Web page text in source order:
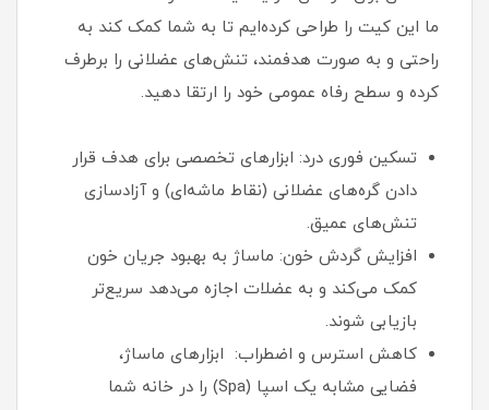
ما این کیت را طراحی کرده‌ایم تا به شما کمک کند به
راحتی و به صورت هدفمند، تنش‌های عضلانی را برطرف
کرده و سطح رفاه عمومی خود را ارتقا دهید.
تسکین فوری درد: ابزارهای تخصصی برای هدف قرار
دادن گره‌های عضلانی (نقاط ماشه‌ای) و آزادسازی
تنش‌های عمیق.
افزایش گردش خون: ماساژ به بهبود جریان خون
کمک می‌کند و به عضلات اجازه می‌دهد سریع‌تر
بازیابی شوند.
کاهش استرس و اضطراب: ابزارهای ماساژ،
فضایی مشابه یک اسپا (Spa) را در خانه شما